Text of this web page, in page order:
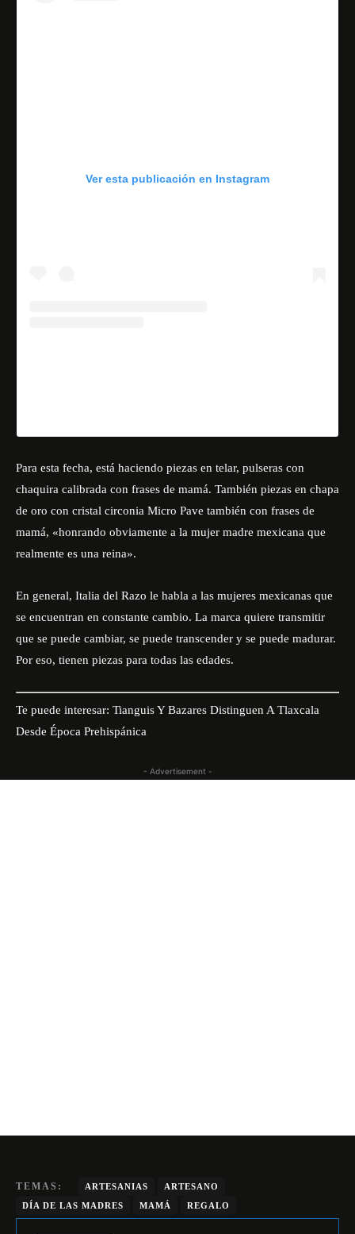
Ver esta publicación en Instagram
Para esta fecha, está haciendo piezas en telar, pulseras con
chaquira calibrada con frases de mamá. También piezas en chapa
de oro con cristal circonia Micro Pave también con frases de
mamá, «honrando obviamente a la mujer madre mexicana que
realmente es una reina».
En general, Italia del Razo le habla a las mujeres mexicanas que
se encuentran en constante cambio. La marca quiere transmitir
que se puede cambiar, se puede transcender y se puede madurar.
Por eso, tienen piezas para todas las edades.
Te puede interesar: Tianguis Y Bazares Distinguen A Tlaxcala
Desde Época Prehispánica
- Advertisement -
TEMAS: ARTESANIAS
ARTESANO
DÍA DE LAS MADRES
MAMÁ REGALO